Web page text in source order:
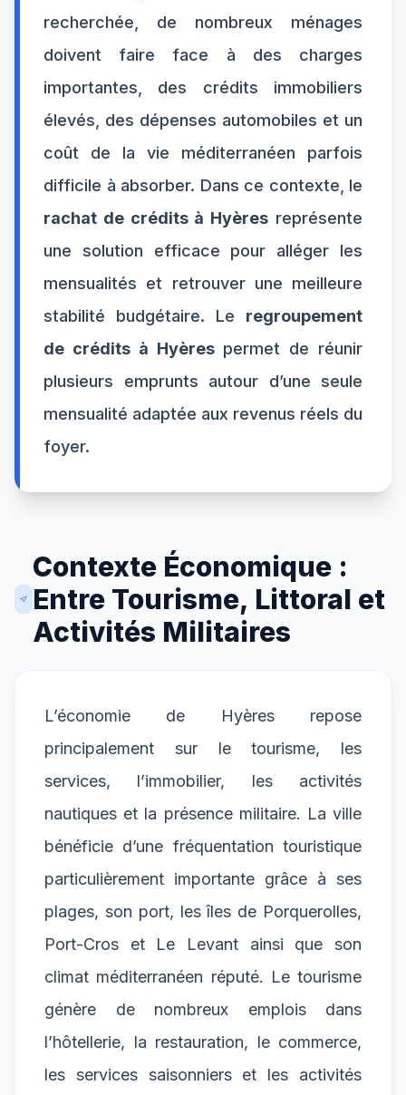
recherchée, de nombreux ménages
doivent faire face à des charges
importantes, des crédits immobiliers
élevés, des dépenses automobiles et un
coût de la vie méditerranéen parfois
difficile à absorber. Dans ce contexte, le
rachat de crédits à Hyères représente
une solution efficace pour alléger les
mensualités et retrouver une meilleure
stabilité budgétaire. Le regroupement
de crédits à Hyèrespermet de réunir
plusieurs emprunts autour d’une seule
mensualité adaptée aux revenus réels du
foyer.
Contexte Économique :
Entre Tourisme, Littoral et
Activités Militaires
L’économie de Hyères repose
principalement sur le tourisme, les
services, l’immobilier, les activités
nautiques et la présence militaire. La ville
bénéficie d’une fréquentation touristique
particulièrement importante grâce à ses
plages, son port, les îles de Porquerolles,
Port-Cros et Le Levant ainsi que son
climat méditerranéen réputé. Le tourisme
génère de nombreux emplois dans
l’hôtellerie, la restauration, le commerce,
les services saisonniers et les activités